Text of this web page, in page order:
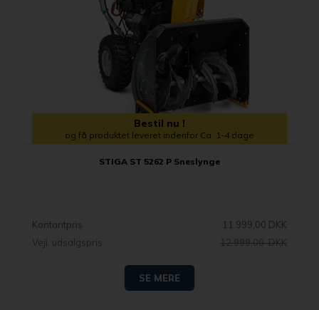
Bestil nu !
og få produktet leveret indenfor Ca. 1-4 dage
STIGA ST 5262 P Sneslynge
Kontantpris
11.999,00 DKK
Vejl. udsalgspris
12.999,00 DKK
SE MERE